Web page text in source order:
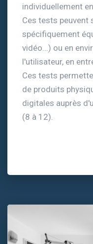
individuellement
Ces tests peuvent
spécifiquement
vidéo...) ou en
l'utilisateur, en
Ces tests
de produits
digitales auprès
(8 à 12).